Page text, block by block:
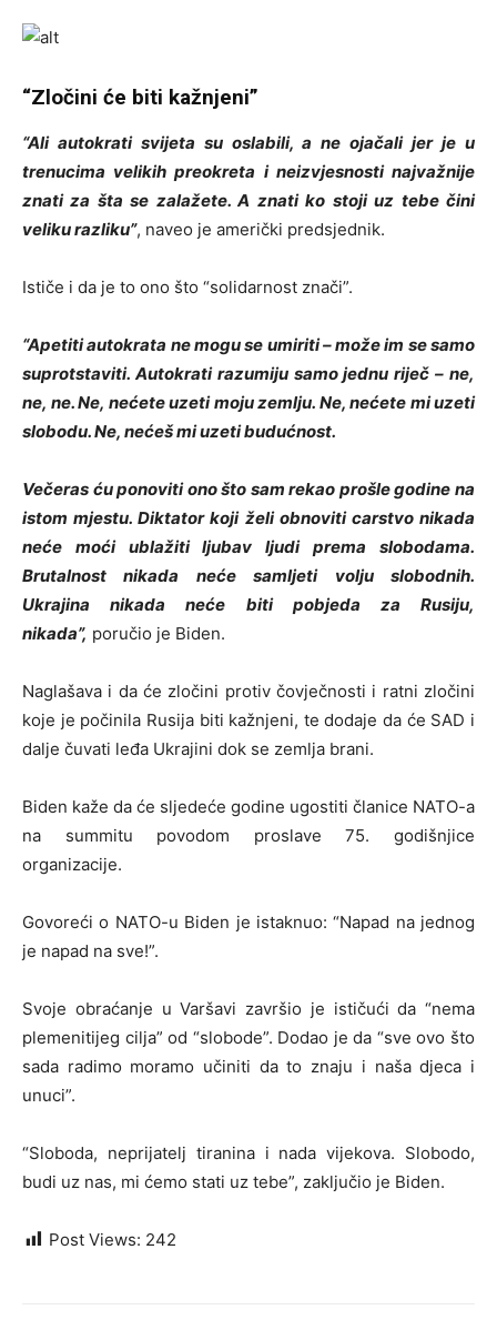
“Zločini će biti kažnjeni”
“Ali autokrati svijeta su oslabili, a ne ojačali jer je u
trenucima velikih preokreta i neizvjesnosti najvažnije
znati za šta se zalažete. A znati ko stoji uz tebe čini
veliku razliku”, naveo je američki predsjednik.
Ističe i da je to ono što “solidarnost znači”.
“Apetiti autokrata ne mogu se umiriti – može im se samo
suprotstaviti. Autokrati razumiju samo jednu riječ – ne,
ne, ne. Ne, nećete uzeti moju zemlju. Ne, nećete mi uzeti
slobodu. Ne, nećeš mi uzeti budućnost.
Večeras ću ponoviti ono što sam rekao prošle godine na
istom mjestu. Diktator koji želi obnoviti carstvo nikada
neće moći ublažiti ljubav ljudi prema slobodama.
Brutalnost nikada neće samljeti volju slobodnih.
Ukrajina nikada neće biti pobjeda za Rusiju,
nikada”, poručio je Biden.
Naglašava i da će zločini protiv čovječnosti i ratni zločini
koje je počinila Rusija biti kažnjeni, te dodaje da će SAD i
dalje čuvati leđa Ukrajini dok se zemlja brani.
Biden kaže da će sljedeće godine ugostiti članice NATO-a
na summitu povodom proslave 75. godišnjice
organizacije.
Govoreći o NATO-u Biden je istaknuo: “Napad na jednog
je napad na sve!”.
Svoje obraćanje u Varšavi završio je ističući da “nema
plemenitijeg cilja” od “slobode”. Dodao je da “sve ovo što
sada radimo moramo učiniti da to znaju i naša djeca i
unuci”.
“Sloboda, neprijatelj tiranina i nada vijekova. Slobodo,
budi uz nas, mi ćemo stati uz tebe”, zaključio je Biden.
Post Views: 242